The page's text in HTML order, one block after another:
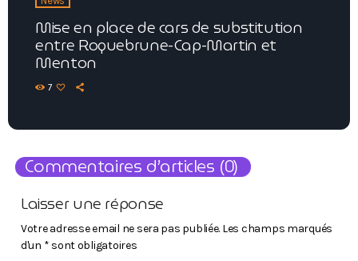
Mise en place de cars de substitution
entre Roquebrune-Cap-Martin et
Menton
7
Commentaires d’articles (0)
Laisser une réponse
Votre adresse email ne sera pas publiée. Les champs marqués
d'un * sont obligatoires